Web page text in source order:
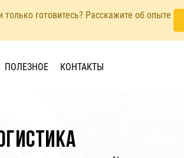
готовитесь? Расскажите об опыте
ПОЛЕЗНОЕ КОНТАКТЫ